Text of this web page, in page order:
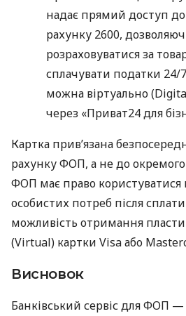
надає прямий доступ до
рахунку 2600,
розраховуватися за
сплачувати податки 24/
можна віртуально
через «Приват24 для
Картка прив’язана
рахунку ФОП, а не до окремого
ФОП має право користуватися
особистих потреб після
можливість отримання
(Virtual) картки Visa або
Висновок
Банківський сервіс для ФОП